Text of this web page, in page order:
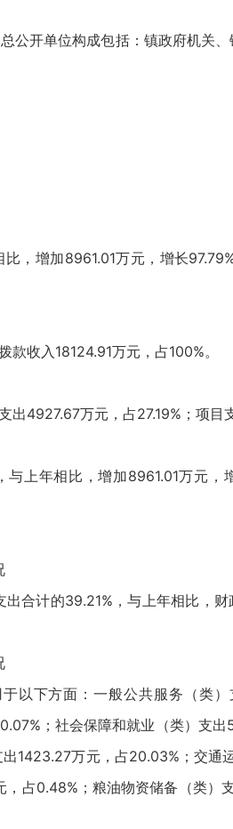
开单位构成包括：镇政府机关、
增加8961.01万元，增长
收入18124.91万元，占100%。
万元，占27.19%；项目支
年相比，增加8961.01万元，
计的39.21%，与上年相比，财
下方面：一般公共服务（类）
；社会保障和就业（类）支
1423.27万元，占20.03%；交
占0.48%；粮油物资储备（类）